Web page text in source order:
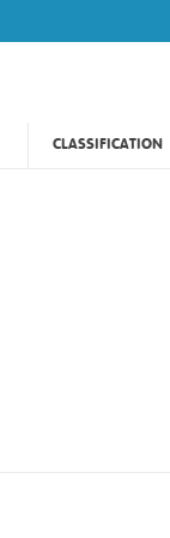
CLASSIFICATION